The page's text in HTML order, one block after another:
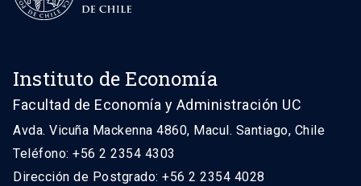
Instituto de Economía
Facultad de Economía y Administración UC
Avda. Vicuña Mackenna 4860, Macul. Santiago, Chile
Teléfono: +56 2 2354 4303
Dirección de Postgrado: +56 2 2354 4028